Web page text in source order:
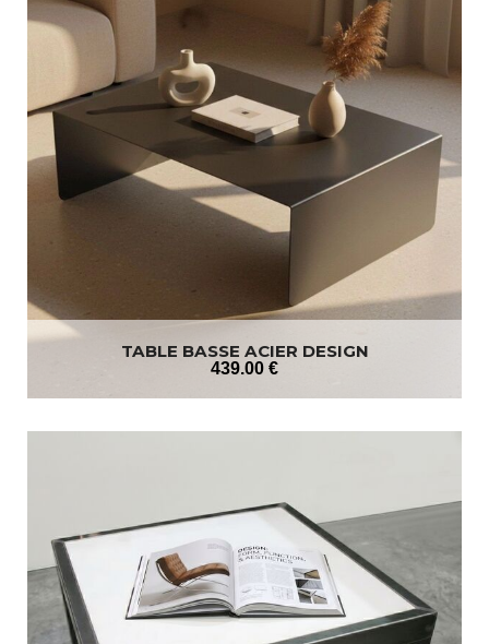
TABLE BASSE ACIER DESIGN
439.00 €